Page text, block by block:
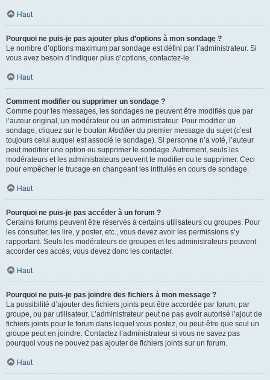
Haut
Pourquoi ne puis-je pas ajouter plus d’options à mon sondage ?
Le nombre d’options maximum par sondage est défini par l’administrateur. Si
vous avez besoin d’indiquer plus d’options, contactez-le.
Haut
Comment modifier ou supprimer un sondage ?
Comme pour les messages, les sondages ne peuvent être modifiés que par
l’auteur original, un modérateur ou un administrateur. Pour modifier un
sondage, cliquez sur le bouton Modifierdu premier message du sujet (c’est
toujours celui auquel est associé le sondage). Si personne n’a voté, l’auteur
peut modifier une option ou supprimer le sondage. Autrement, seuls les
modérateurs et les administrateurs peuvent le modifier ou le supprimer. Ceci
pour empêcher le trucage en changeant les intitulés en cours de sondage.
Haut
Pourquoi ne puis-je pas accéder à un forum ?
Certains forums peuvent être réservés à certains utilisateurs ou groupes. Pour
les consulter, les lire, y poster, etc., vous devez avoir les permissions s’y
rapportant. Seuls les modérateurs de groupes et les administrateurs peuvent
accorder ces accès, vous devez donc les contacter.
Haut
Pourquoi ne puis-je pas joindre des fichiers à mon message ?
La possibilité d’ajouter des fichiers joints peut être accordée par forum, par
groupe, ou par utilisateur. L’administrateur peut ne pas avoir autorisé l’ajout de
fichiers joints pour le forum dans lequel vous postez, ou peut-être que seul un
groupe peut en joindre. Contactez l’administrateur si vous ne savez pas
pourquoi vous ne pouvez pas ajouter de fichiers joints sur un forum.
Haut